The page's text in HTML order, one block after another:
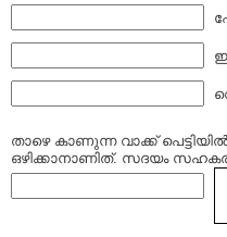
താഴെ കാണുന്ന വാക്ക്
ഒഴിക്കാനാണിത്. സദയം